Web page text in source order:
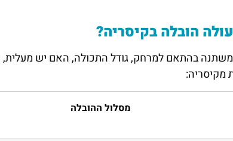
הובלה בקיסריה?
בהתאם למרחק, גודל התכולה, האם יש
מקיסריה:
מסלול ההובלה